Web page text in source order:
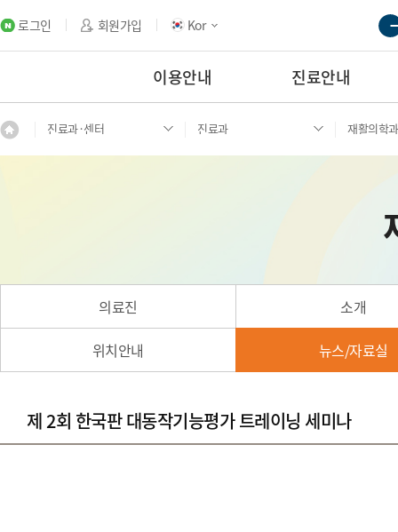
로그인 회원가입 Kor
이용안내 진료안내
진료과·센터 진료과 재활의학과
의료진 소개
위치안내 뉴스/자료실
제 2회 한국판 대동작기능평가 트레이닝 세미나